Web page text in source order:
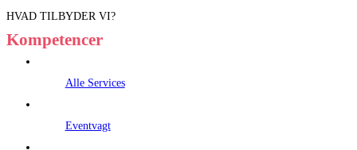
HVAD TILBYDER VI?
Kompetencer
Alle Services
Eventvagt